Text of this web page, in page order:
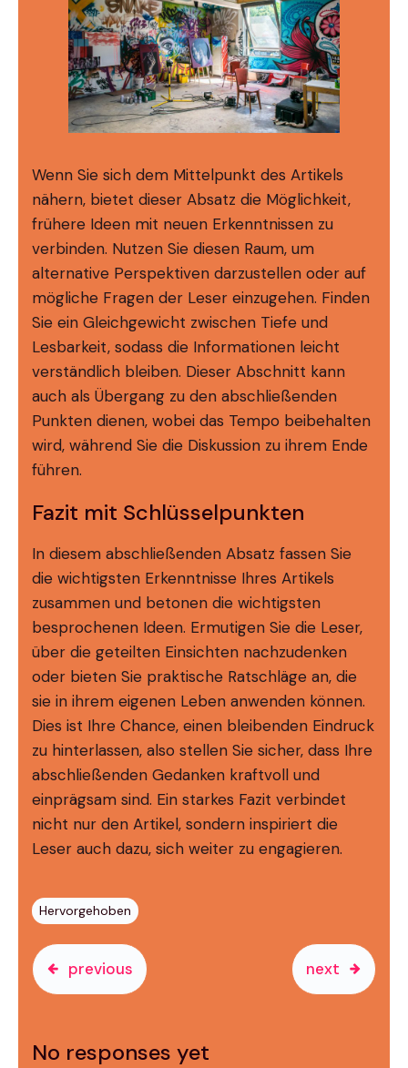
Wenn Sie sich dem Mittelpunkt des Artikels
nähern, bietet dieser Absatz die Möglichkeit,
frühere Ideen mit neuen Erkenntnissen zu
verbinden. Nutzen Sie diesen Raum, um
alternative Perspektiven darzustellen oder auf
mögliche Fragen der Leser einzugehen. Finden
Sie ein Gleichgewicht zwischen Tiefe und
Lesbarkeit, sodass die Informationen leicht
verständlich bleiben. Dieser Abschnitt kann
auch als Übergang zu den abschließenden
Punkten dienen, wobei das Tempo beibehalten
wird, während Sie die Diskussion zu ihrem Ende
führen.
Fazit mit Schlüsselpunkten
In diesem abschließenden Absatz fassen Sie
die wichtigsten Erkenntnisse Ihres Artikels
zusammen und betonen die wichtigsten
besprochenen Ideen. Ermutigen Sie die Leser,
über die geteilten Einsichten nachzudenken
oder bieten Sie praktische Ratschläge an, die
sie in ihrem eigenen Leben anwenden können.
Dies ist Ihre Chance, einen bleibenden Eindruck
zu hinterlassen, also stellen Sie sicher, dass Ihre
abschließenden Gedanken kraftvoll und
einprägsam sind. Ein starkes Fazit verbindet
nicht nur den Artikel, sondern inspiriert die
Leser auch dazu, sich weiter zu engagieren.
Hervorgehoben
previous next
No responses yet